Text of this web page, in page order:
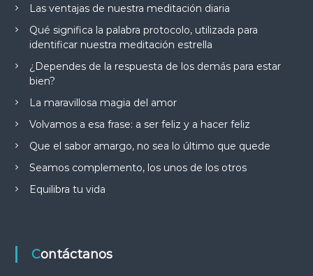
Las ventajas de nuestra meditación diaria
Qué significa la palabra protocolo, utilizada para
identificar nuestra meditación estrella
¿Dependes de la respuesta de los demás para estar
bien?
La maravillosa magia del amor
Volvamos a esa frase: a ser feliz y a hacer feliz
Que el sabor amargo, no sea lo último que quede
Seamos complemento, los unos de los otros
Equilibra tu vida
Contáctanos